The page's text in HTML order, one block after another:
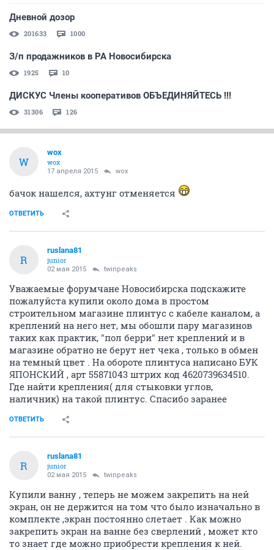
Дневной дозор
201633 1000
З/п продажников в РА Новосибирска
1925 10
ДИСКУС Члены кооперативов ОБЪЕДИНЯЙТЕСЬ !!!
31306 126
W
wox
wox
17 апреля 2015 wox
бачок нашелся, ахтунг отменяется
ОТВЕТИТЬ
R
ruslana81
junior
02 мая 2015 twinpeaks
Уважаемые форумчане Новосибирска подскажите
пожалуйста купили около дома в простом
строительном магазине плинтус с кабеле каналом, а
креплений на него нет, мы обошли пару магазинов
таких как практик, "пол берри" нет креплений и в
магазине обратно не берут нет чека , только в обмен
на темный цвет . На обороте плинтуса написано БУК
ЯПОНСКИЙ , арт 55871043 штрих код 4620739634510.
Где найти крепления( для стыковки углов,
наличник) на такой плинтус. Спасибо заранее
ОТВЕТИТЬ
R
ruslana81
junior
02 мая 2015 twinpeaks
Купили ванну , теперь не можем закрепить на ней
экран, он не держится на том что было изначально в
комплекте ,экран постоянно слетает . Как можно
закрепить экран на ванне без сверлений , может кто
то знает где можно приобрести крепления к ней.